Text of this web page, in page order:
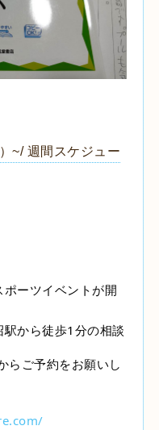
~/ 週間スケジュー
ーツイベントが開
から徒歩1分の相談
らご予約をお願いし